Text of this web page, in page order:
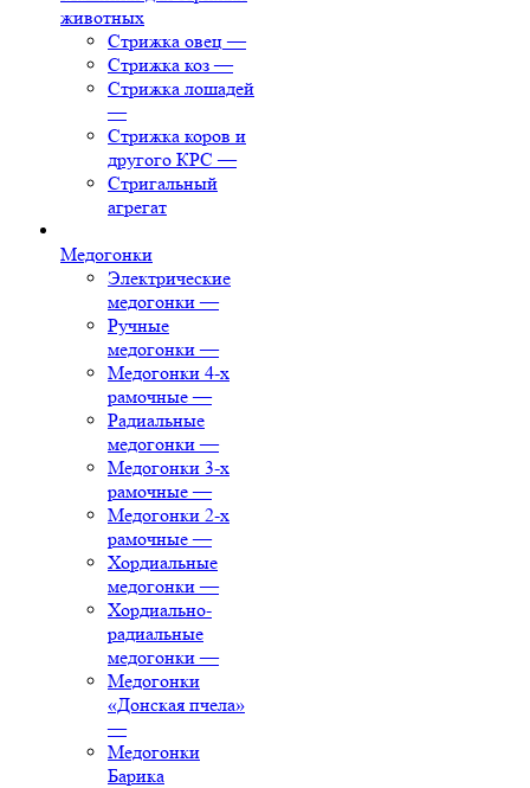
животных
Стрижка овец —
Стрижка коз —
Стрижка лошадей
—
Стрижка коров и
другого КРС —
Стригальный
агрегат
Медогонки
Электрические
медогонки —
Ручные
медогонки —
Медогонки 4-х
рамочные —
Радиальные
медогонки —
Медогонки 3-х
рамочные —
Медогонки 2-х
рамочные —
Хордиальные
медогонки —
Хордиально-
радиальные
медогонки —
Медогонки
«Донская пчела»
—
Медогонки
Барика